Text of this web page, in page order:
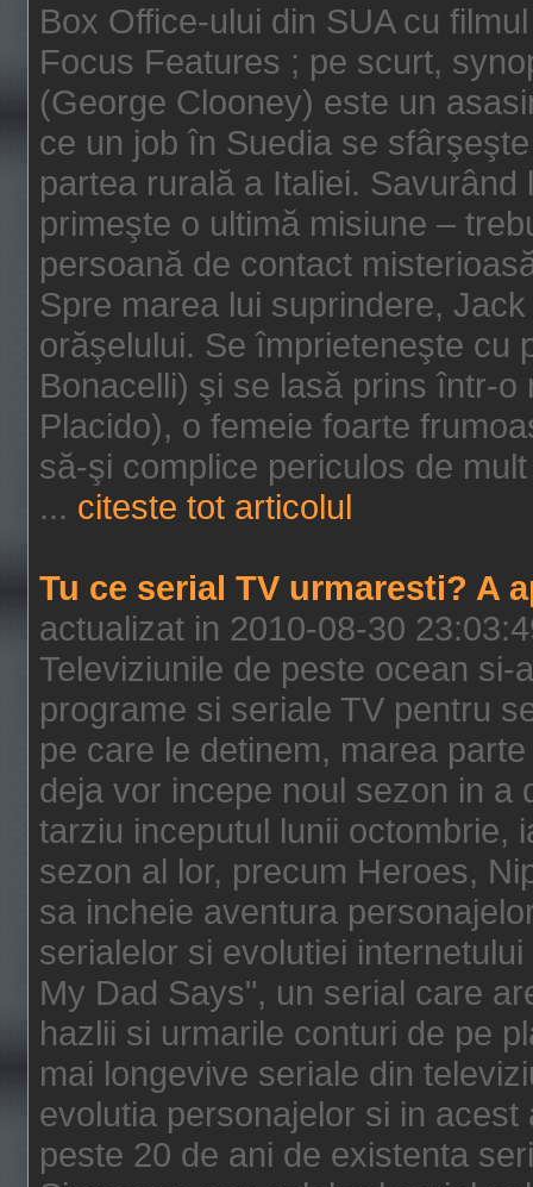
Box Office-ului din SUA cu
Focus Features ; pe scurt,
(George Clooney) este un
ce un job în Suedia se
partea rurală a Italiei.
primeşte o ultimă misiune –
persoană de contact
Spre marea lui suprindere,
orăşelului. Se împrieteneşte cu
Bonacelli) şi se lasă prins într-
Placido), o femeie foarte
să-şi complice periculos de
... citeste tot articolul
Tu ce serial TV urmaresti? A
actualizat in 2010-08-30
Televiziunile de peste ocean si-
programe si seriale TV pentru
pe care le detinem, marea
deja vor incepe noul sezon in a
tarziu inceputul lunii octombrie,
sezon al lor, precum Heroes,
sa incheie aventura
serialelor si evolutiei
My Dad Says", un serial care
hazlii si urmarile conturi de pe
mai longevive seriale din
evolutia personajelor si in
peste 20 de ani de existenta